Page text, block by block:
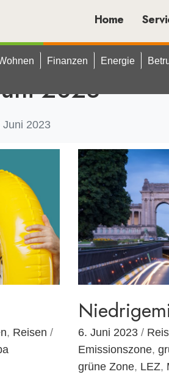
Home
Finanzen Energie
2023
Juni 2023
, Reisen /
6. Juni 2023 /
Emissionszone,
grüne Zone, LEZ,